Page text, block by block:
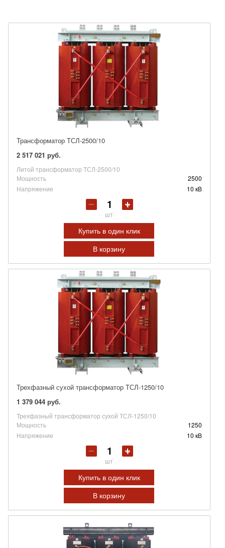
Трансформатор ТСЛ-2500/10
2 517 021 руб.
Литой трансформатор ТСЛ-2500/10
Мощность
2500
Напряжение
10 кВ
шт
Купить в один клик
В корзину
Трехфазный сухой трансформатор ТСЛ-1250/10
1 379 044 руб.
Трехфазный трансформатор сухой ТСЛ-1250/10
Мощность
1250
Напряжение
10 кВ
шт
Купить в один клик
В корзину